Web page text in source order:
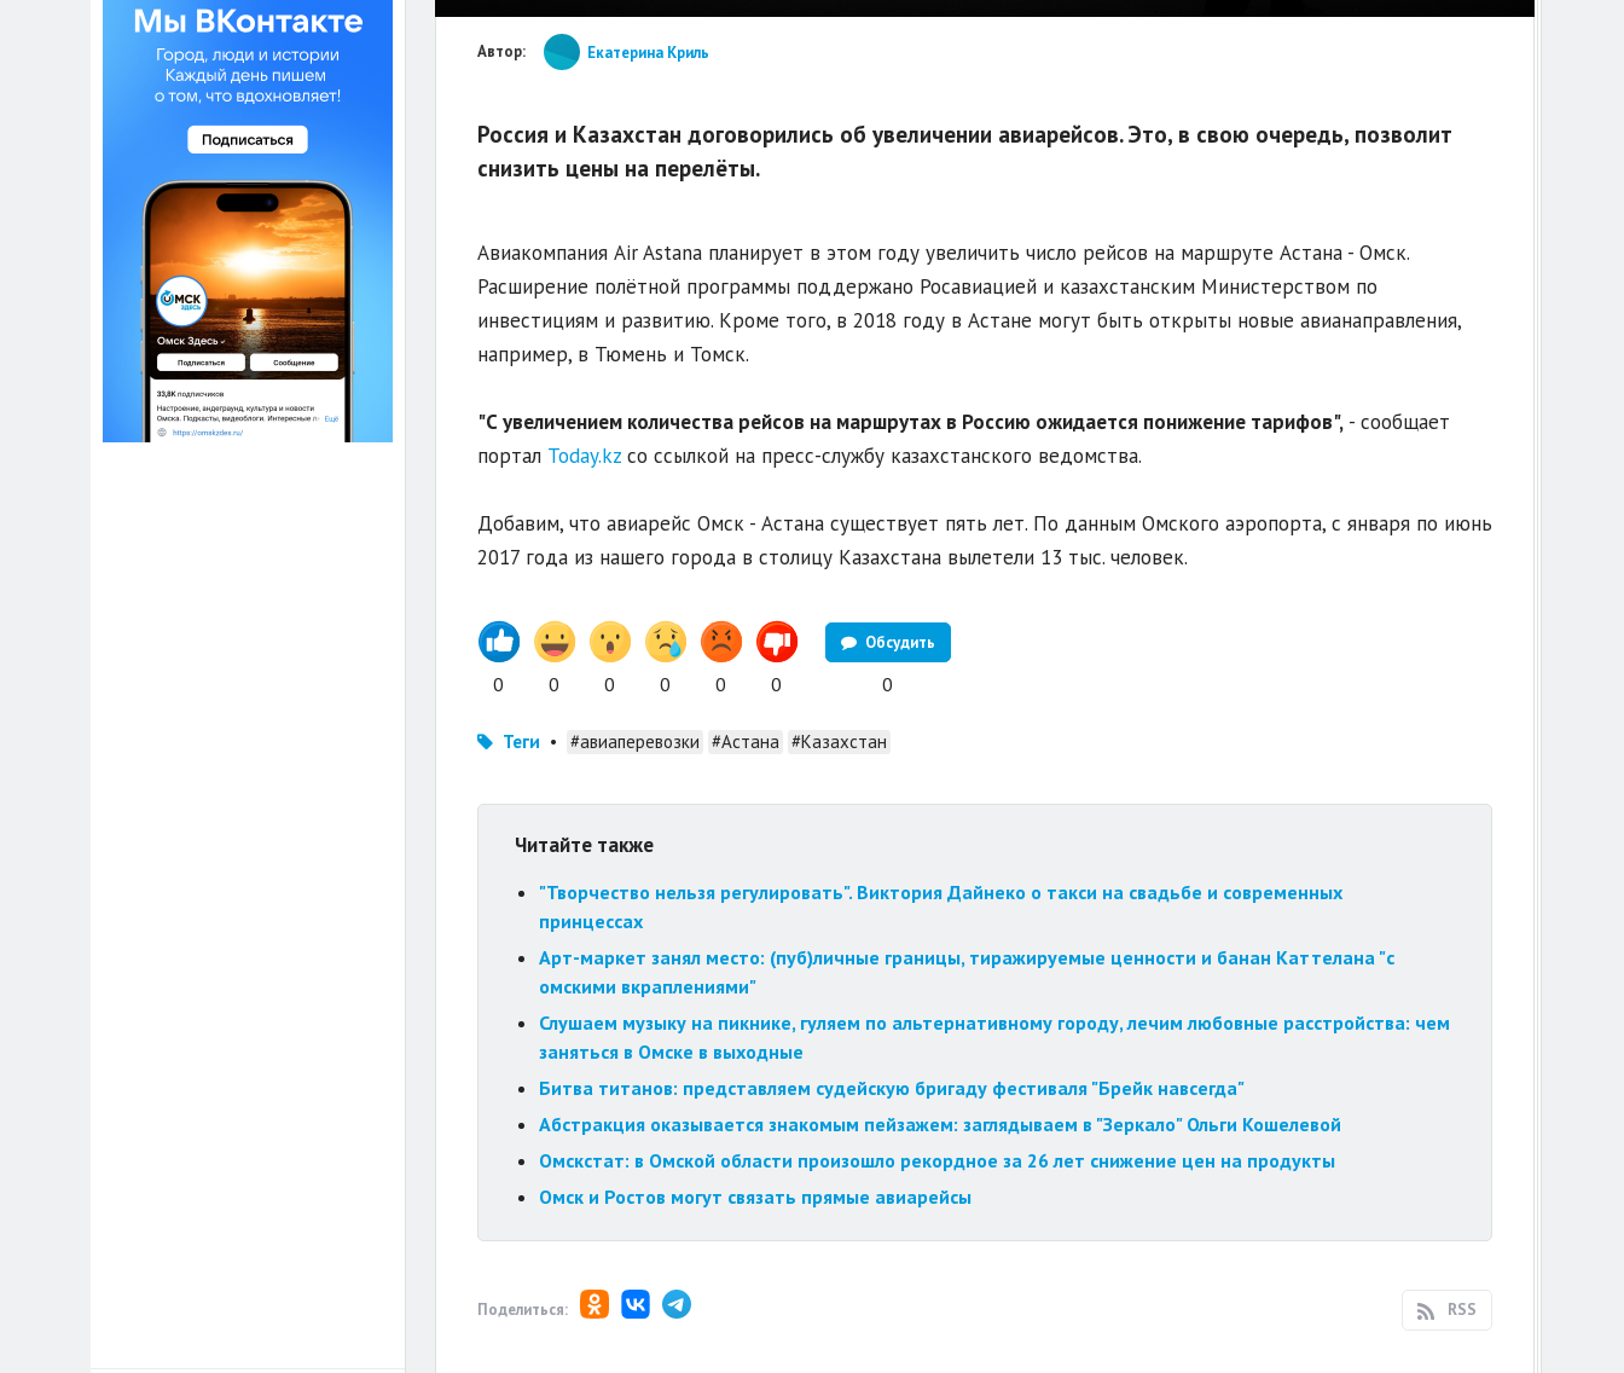
Автор: Екатерина Криль
Россия и Казахстан договорились об увеличении авиарейсов. Это, в свою очередь, позволит
снизить цены на перелёты.
Авиакомпания Air Astana планирует в этом году увеличить число рейсов на маршруте Астана - Омск.
Расширение полётной программы поддержано Росавиацией и казахстанским Министерством по
инвестициям и развитию. Кроме того, в 2018 году в Астане могут быть открыты новые авианаправления,
например, в Тюмень и Томск.
"С увеличением количества рейсов на маршрутах в Россию ожидается понижение тарифов",- сообщает
портал Today.kzсо ссылкой на пресс-службу казахстанского ведомства.
Добавим, что авиарейс Омск - Астана существует пять лет. По данным Омского аэропорта, с января по июнь
2017 года из нашего города в столицу Казахстана вылетели 13 тыс. человек.
0 0 0 0 0 0
Обсудить
0
Теги • #авиаперевозки #Астана #Казахстан
Читайте также
"Творчество нельзя регулировать". Виктория Дайнеко о такси на свадьбе и современных
принцессах
Арт-маркет занял место: (пуб)личные границы, тиражируемые ценности и банан Каттелана "с
омскими вкраплениями"
Слушаем музыку на пикнике, гуляем по альтернативному городу, лечим любовные расстройства: чем
заняться в Омске в выходные
Битва титанов: представляем судейскую бригаду фестиваля "Брейк навсегда"
Абстракция оказывается знакомым пейзажем: заглядываем в "Зеркало" Ольги Кошелевой
Омскстат: в Омской области произошло рекордное за 26 лет снижение цен на продукты
Омск и Ростов могут связать прямые авиарейсы
Поделиться: RSS